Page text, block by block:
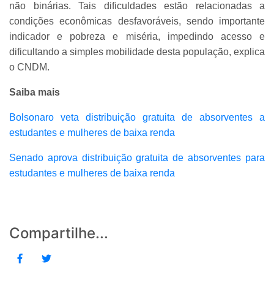
não binárias. Tais dificuldades estão relacionadas a
condições econômicas desfavoráveis, sendo importante
indicador e pobreza e miséria, impedindo acesso e
dificultando a simples mobilidade desta população, explica
o CNDM.
Saiba mais
Bolsonaro veta distribuição gratuita de absorventes a
estudantes e mulheres de baixa renda
Senado aprova distribuição gratuita de absorventes para
estudantes e mulheres de baixa renda
Compartilhe...